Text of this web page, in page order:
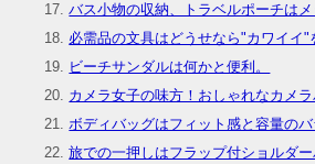
バス小物の収納、トラベルポーチは
必需品の文具はどうせなら"カワイイ"
ビーチサンダルは何かと便利。
カメラ女子の味方！おしゃれなカメラ
ボディバッグはフィット感と容量のバ
旅での一押しはフラップ付ショルダー